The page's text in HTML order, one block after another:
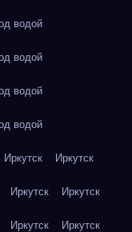
водой
водой
водой
водой
Иркутск Иркутск
Иркутск Иркутск
Иркутск Иркутск